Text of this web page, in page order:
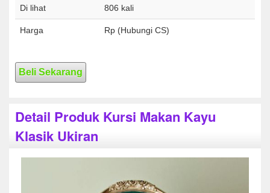
Di lihat 806 kali
Harga Rp (Hubungi CS)
Beli Sekarang
Detail Produk Kursi Makan Kayu
Klasik Ukiran